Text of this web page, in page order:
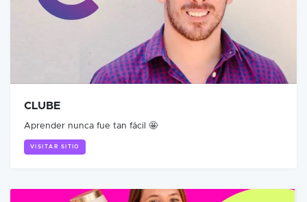
CLUBE
Aprender nunca fue tan fácil 🤩
VISITAR SITIO